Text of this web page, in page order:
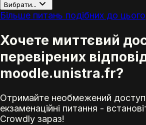
Вибрати...
Більше питань подібних до цього
Хочете миттєвий
перевірених
moodle.unistra.fr?
Отримайте необмежений доступ
екзаменаційні питання -
Crowdly зараз!